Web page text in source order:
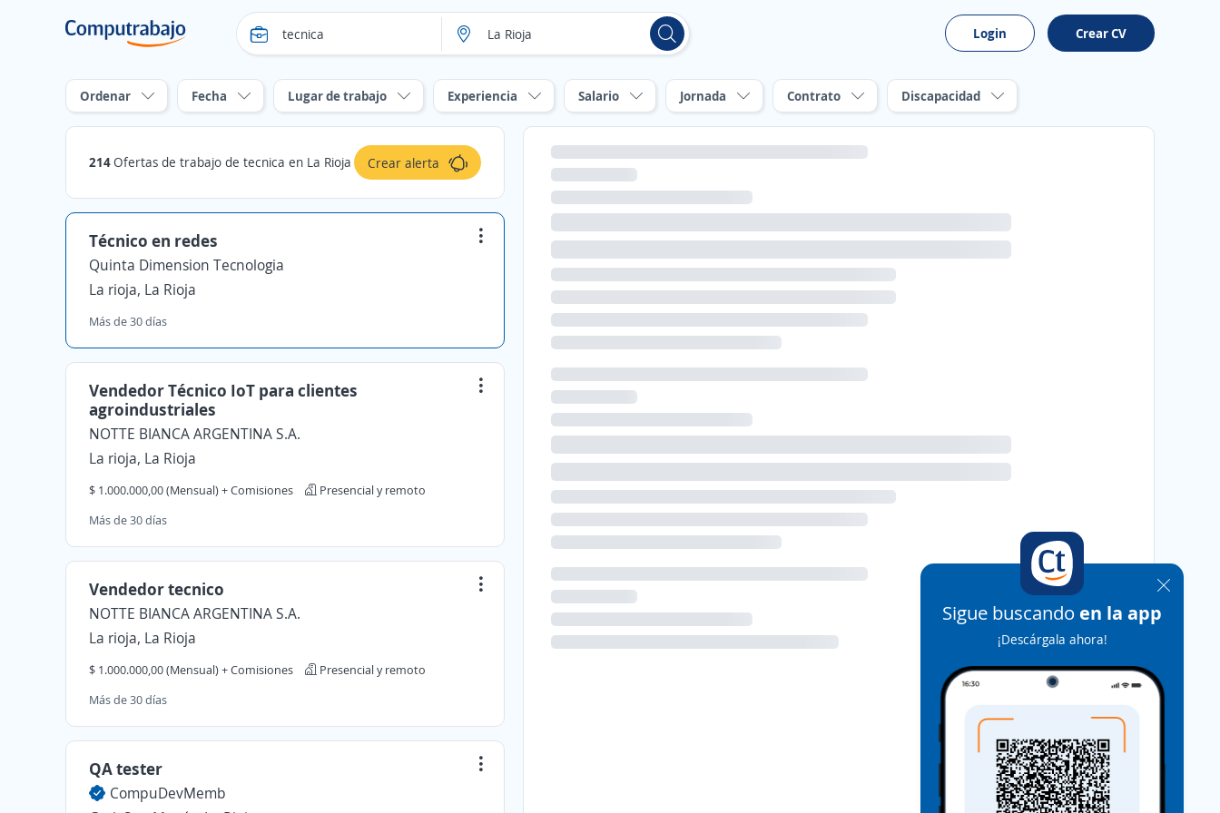
Login Crear CV
Ordenar Fecha Lugar de trabajo Experiencia Salario Jornada Contrato Discapacidad
214Ofertas de trabajo de tecnica en La Rioja Crear alerta
Técnico en redes
Quinta Dimension Tecnologia
La rioja, La Rioja
Más de 30 días
Vendedor Técnico IoT para clientes
agroindustriales
NOTTE BIANCA ARGENTINA S.A.
La rioja, La Rioja
$ 1.000.000,00 (Mensual) + Comisiones
Presencial y remoto
Más de 30 días
Vendedor tecnico
NOTTE BIANCA ARGENTINA S.A.
La rioja, La Rioja
$ 1.000.000,00 (Mensual) + Comisiones
Presencial y remoto
Más de 30 días
QA tester
CompuDevMemb
Sigue buscando en la app
¡Descárgala ahora!